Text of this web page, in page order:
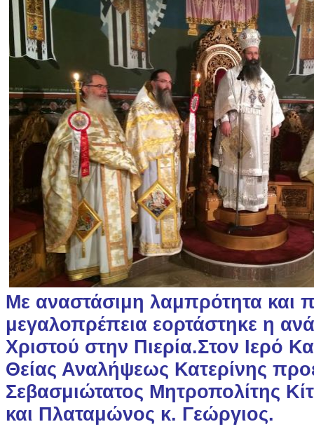
Με αναστάσιμη λαμπρότητα και
μεγαλοπρέπεια εορτάστηκε η
Χριστού στην Πιερία.Στον Ιερό
Θείας Αναλήψεως Κατερίνης
Σεβασμιώτατος Μητροπολίτης
και Πλαταμώνος κ. Γεώργιος.